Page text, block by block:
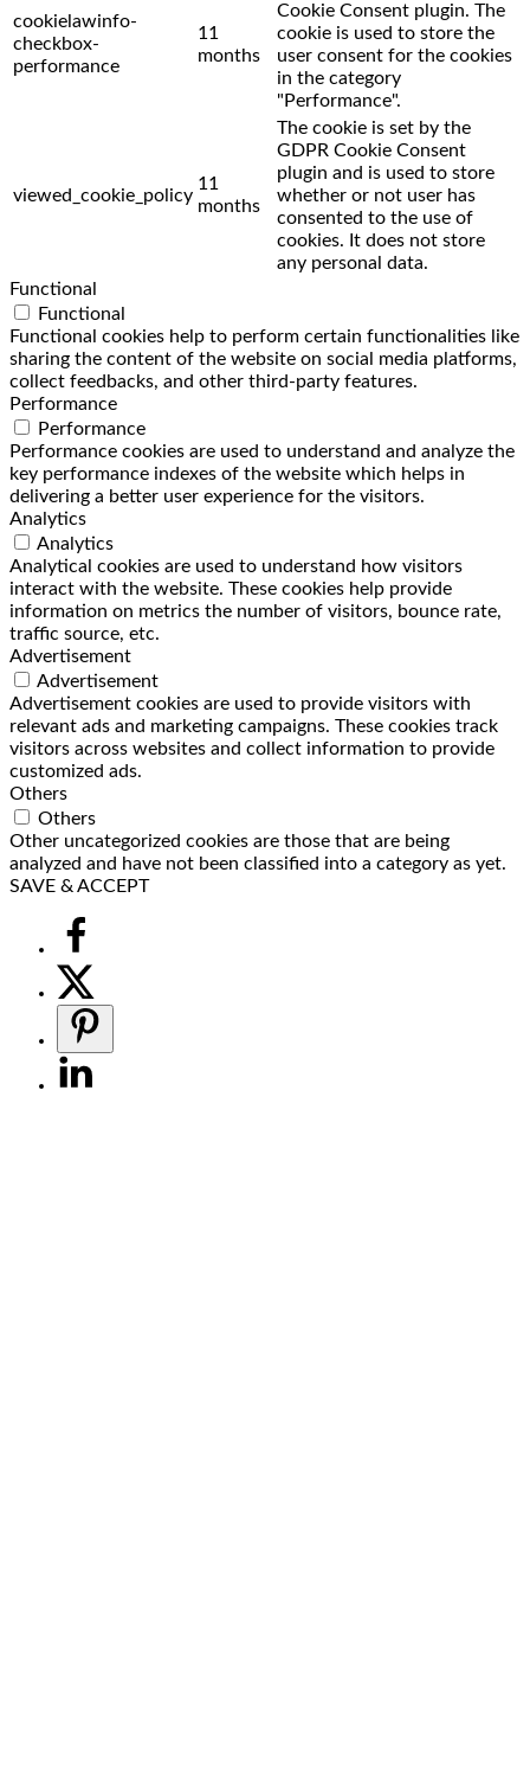
cookielawinfo-
checkbox-
performance
11
months
Cookie Consent plugin. The
cookie is used to store the
user consent for the cookies
in the category
"Performance".
viewed_cookie_policy
11
months
The cookie is set by the
GDPR Cookie Consent
plugin and is used to store
whether or not user has
consented to the use of
cookies. It does not store
any personal data.
Functional
Functional
Functional cookies help to perform certain functionalities like
sharing the content of the website on social media platforms,
collect feedbacks, and other third-party features.
Performance
Performance
Performance cookies are used to understand and analyze the
key performance indexes of the website which helps in
delivering a better user experience for the visitors.
Analytics
Analytics
Analytical cookies are used to understand how visitors
interact with the website. These cookies help provide
information on metrics the number of visitors, bounce rate,
traffic source, etc.
Advertisement
Advertisement
Advertisement cookies are used to provide visitors with
relevant ads and marketing campaigns. These cookies track
visitors across websites and collect information to provide
customized ads.
Others
Others
Other uncategorized cookies are those that are being
analyzed and have not been classified into a category as yet.
SAVE & ACCEPT